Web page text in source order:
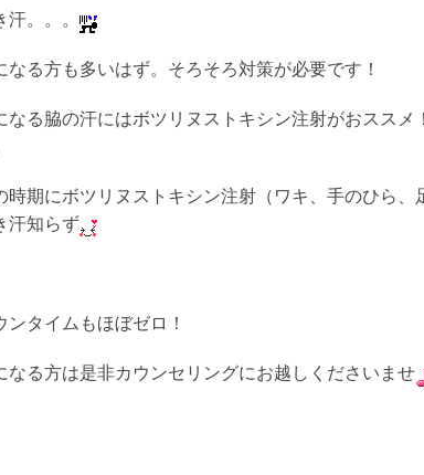
汗。。。
なる方も多いはず。そろそろ対策が必要です！
なる脇の汗にはボツリヌストキシン注射がおスス
時期にボツリヌストキシン注射（ワキ、手のひら
汗知らず
ンタイムもほぼゼロ！
なる方は是非カウンセリングにお越しくださいませ